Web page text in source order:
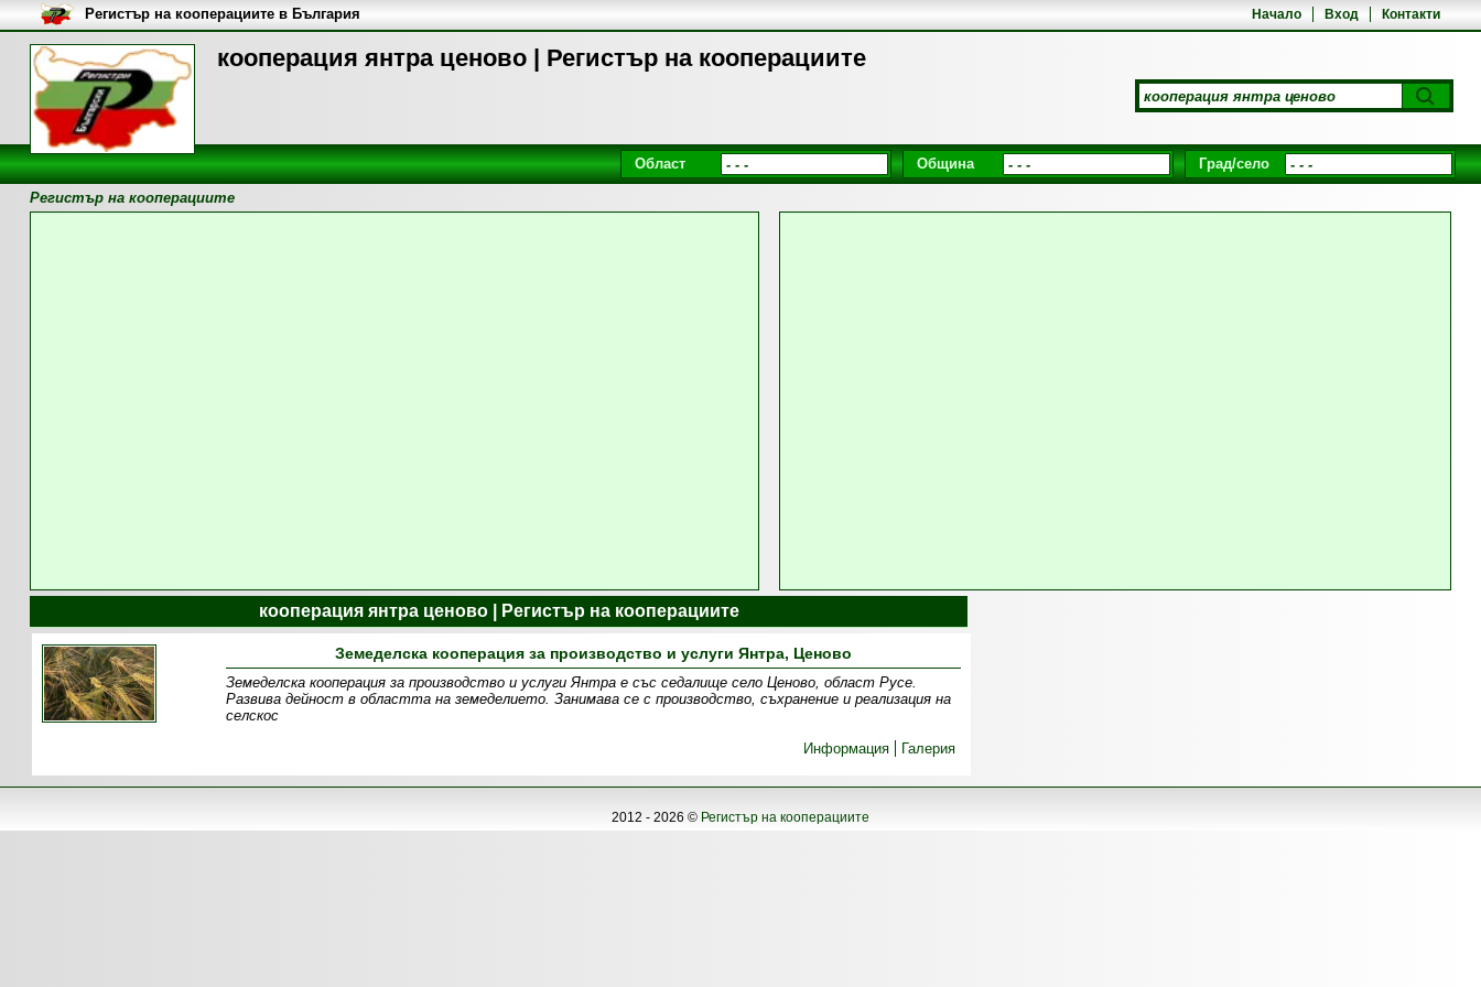
кооперация янтра ценово | Регистър на кооперациите
Начало Вход Контакти
Регистър на кооперациите в България
Област Община Град/село
Регистър на кооперациите
кооперация янтра ценово | Регистър на кооперациите
Земеделска кооперация за производство и услуги Янтра, Ценово
Земеделска кооперация за производство и услуги Янтра е със седалище село Ценово, област Русе.
Развива дейност в областта на земеделието. Занимава се с производство, съхранение и реализация на
селскос
Информация
Галерия
2012 - 2026 © Регистър на кооперациите